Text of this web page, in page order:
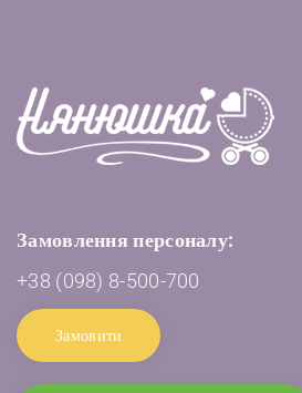
Замовлення персоналу:
+38 (098) 8-500-700
Замовити